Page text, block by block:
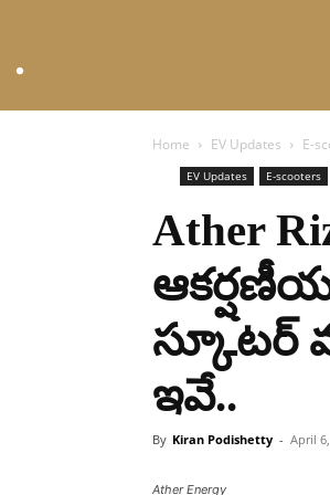
Home EV Updates E-
EV Updates E-scooters
Ather
స్కూటర్
ఇవే..
By Kiran Podishetty - April
Ather Energy